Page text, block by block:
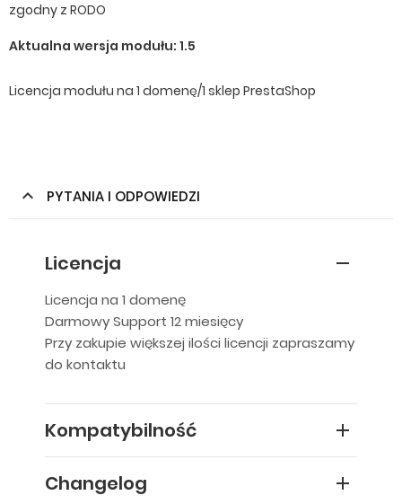
zgodny z RODO
Aktualna wersja modułu: 1.5
Licencja modułu na 1 domenę/1 sklep PrestaShop
PYTANIA I ODPOWIEDZI
Licencja
Licencja na 1 domenę
Darmowy Support 12 miesięcy
Przy zakupie większej ilości licencji zapraszamy
do kontaktu
Kompatybilność
Changelog